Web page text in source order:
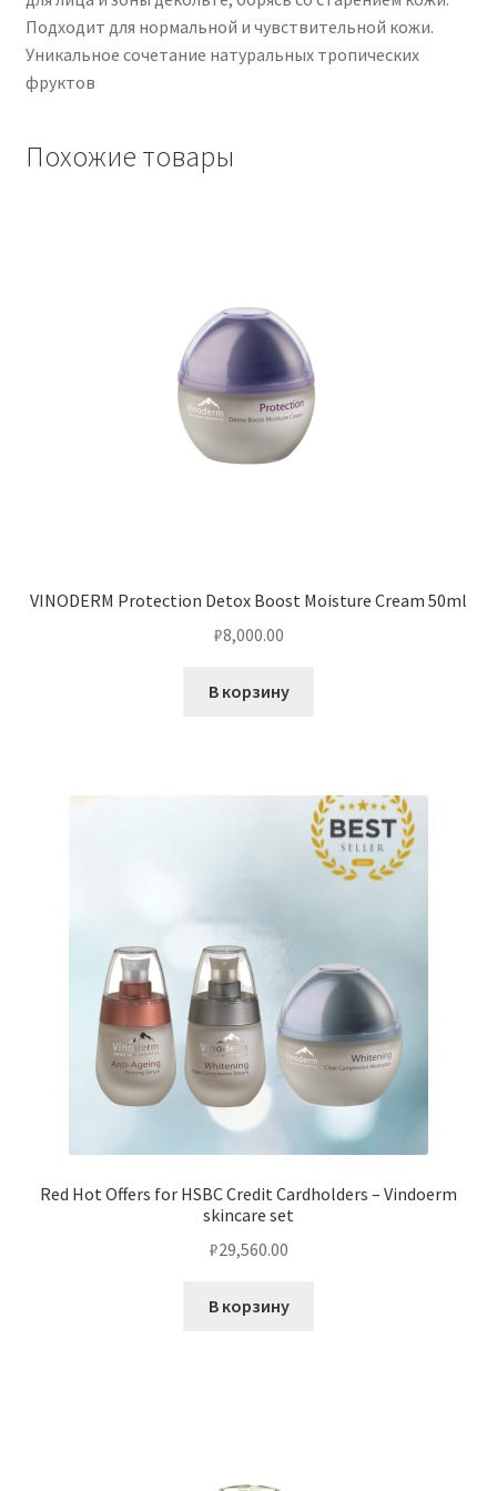
Чистка кондиционеров
Подходит для нормальной и чувствительной кожи.
Уникальное сочетание натуральных тропических
фруктов
Похожие товары
VINODERM Protection Detox Boost Moisture Cream 50ml
₽8,000.00
В корзину
Red Hot Offers for HSBC Credit Cardholders – Vindoerm
skincare set
₽29,560.00
В корзину